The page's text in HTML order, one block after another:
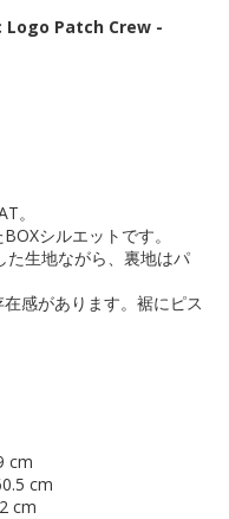
Logo Patch Crew -
。
シルエットです。
生地ながら、裏地はパ
感があります。裾にピス
cm
cm
cm